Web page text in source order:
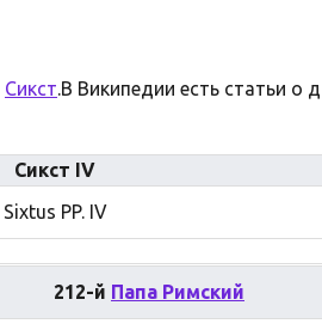
Сикст.В Википедии есть статьи о
Сикст IV
Sixtus PP. IV
212-й Папа Римский